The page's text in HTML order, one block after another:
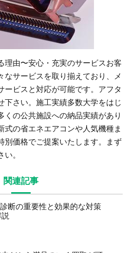
理由〜安心・充実のサービスお客
なサービスを取り揃えており、メ
ービスと対応が可能です。アフタ
下さい。施工実績多数大学をはじ
くの公共施設への納品実績があり
式の省エネエアコンや人気機種ま
別価格でご提案いたします。まず
。
関連記事
断の重要性と効果的な対策